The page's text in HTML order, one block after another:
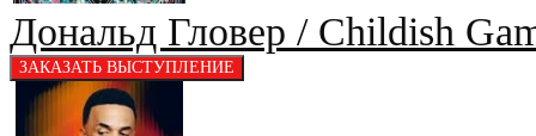
Дональд Гловер / Childish